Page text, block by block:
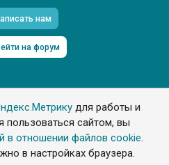
для работы и
пользоваться сайтом, вы
в отношении файлов cookie.
в настройках браузера.
нам
на форум
Все права защищены
сайта с обязательной
www.e-plastic.ru
сайта